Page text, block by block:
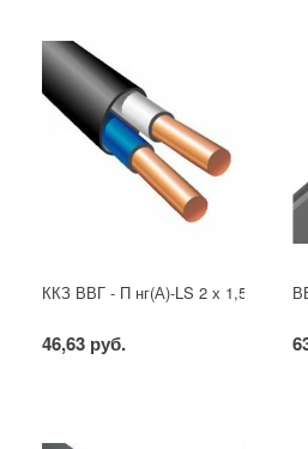
ККЗ ВВГ - П нг(А)-LS 2 х 1,5 ГОСТ
46,63 руб.